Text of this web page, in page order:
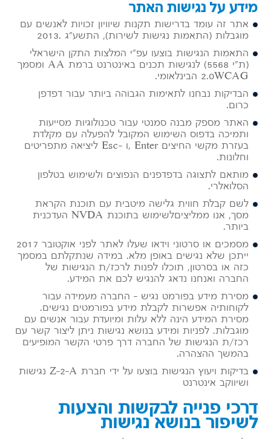
מידע על נגישות האתר
אתר זה עומד בדרישות תקנות שיוויון זכויות לאנשים עם
מוגבלות (התאמות נגישות לשירות), התשע"ג .2013
התאמות הנגישות בוצעו עפ"י המלצות התקן הישראלי
(ת"י 5568) לנגישות תכנים באינטרנט ברמת AA ומסמך
2.0WCAG הבינלאומי.
הבדיקות נבחנו לתאימות הגבוהה ביותר עבור דפדפן
כרום.
האתר מספק מבנה סמנטי עבור טכנולוגיות מסייעות
ותמיכה בדפוס השימוש המקובל להפעלה עם מקלדת
בעזרת מקשי החיצים Enter ,ו -Esc ליציאה מתפריטים
וחלונות.
מותאם לתצוגה בדפדפנים הנפוצים ולשימוש בטלפון
הסלואלרי.
לשם קבלת חווית גלישה מיטבית עם תוכנת הקראת
מסך, אנו ממליציםלשימוש בתוכנת NVDA העדכנית
ביותר.
מסמכים או סרטוני וידאו שעלו לאתר לפני אוקטובר 2017
ייתכן שלא נגישים באופן מלא. במידה שנתקלתם במסמך
כזה או בסרטון, תוכלו לפנות לרכז/ת הנגישות של
החברה ואנחנו נדאג להנגיש לכם את המידע.
מסירת מידע בפורמט נגיש – החברה מעמידה עבור
לקוחותיה אפשרות לקבלת מידע בפורמטים נגישים.
מסירת המידע הינה ללא עלות ומיועדת עבור אנשים עם
מוגבלות. לפניות ומידע בנושא נגישות ניתן ליצור קשר עם
רכז/ת הנגישות של החברה דרך פרטי הקשר המופיעים
בהמשך ההצהרה.
בדיקות ויעוץ הנגישות בוצעו על ידי חברת Z-2-A נגישות
ושיווקב אינטרנט
דרכי פנייה לבקשות והצעות
לשיפור בנושא נגישות